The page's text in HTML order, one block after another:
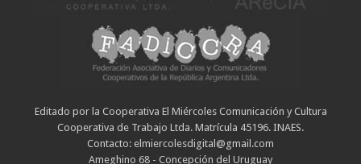
Editado por la Cooperativa El Miércoles Comunicación y Cultura
Cooperativa de Trabajo Ltda. Matrícula 45196. INAES.
Contacto: elmiercolesdigital@gmail.com
Ameghino 68 - Concepción del Uruguay